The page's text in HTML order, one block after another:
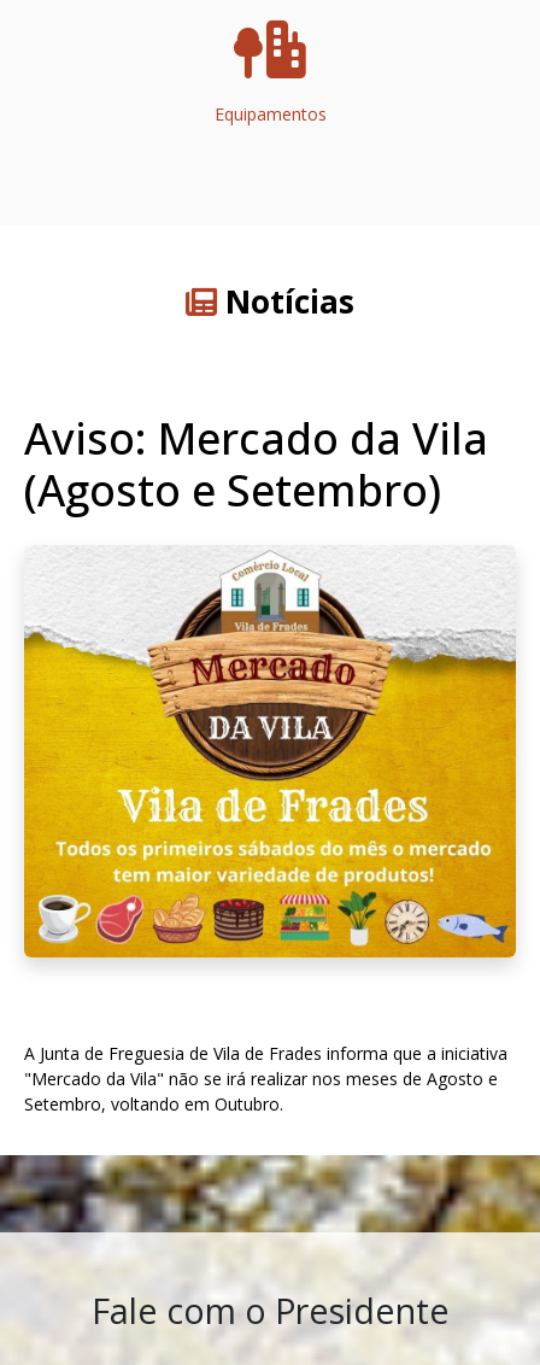
Equipamentos
Notícias
Aviso: Mercado da Vila
(Agosto e Setembro)
A Junta de Freguesia de Vila de Frades informa que a iniciativa
"Mercado da Vila" não se irá realizar nos meses de Agosto e
Setembro, voltando em Outubro.
Fale com o Presidente